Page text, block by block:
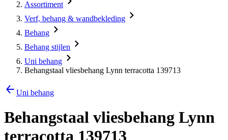
Assortiment
Verf, behang & wandbekleding
Behang
Behang stijlen
Uni behang
Behangstaal vliesbehang Lynn terracotta 139713
Uni behang
Behangstaal vliesbehang Lynn
terracotta 139713